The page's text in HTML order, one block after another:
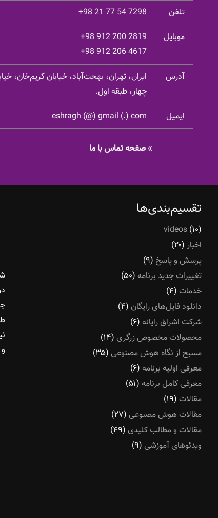
تلفن
+98 21 77 54 7298
موبایل
+98 912 200 2819
+98 912 206 4617
آدرس
ایران، تهران، بهجت‌آباد، خیابان
چهار، طبقه اول.
ایمیل
eshragh (@) gmail (.) com
» صفحه تماس با ما
تقسیم‌بندی‌ها
videos(۱۰)
اخبار (۲۰)
پرسش و پاسخ (۹)
تغییرات جدید برنامه (۵۰)
خدمات (۴)
دانلود فایل‌های رایگان (۴)
شرکت اشراق رایانه (۶)
محصولات مخصوص زرگری (۱۴)
مسبح از نگاه هوش مصنوعی (۳۵)
معرفی اولیه برنامه (۶)
معرفی کامل برنامه (۵۱)
مقالات (۱۹)
مقالات هوش مصنوعی (۲۷)
مقالات و مطالب کلیدی (۴۹)
ویدئوهای آموزشی (۹)